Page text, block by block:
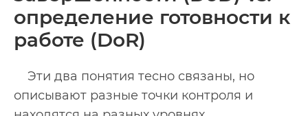
определение готовности к
работе (DoR)
Эти два понятия тесно связаны, но
описывают разные точки контроля и